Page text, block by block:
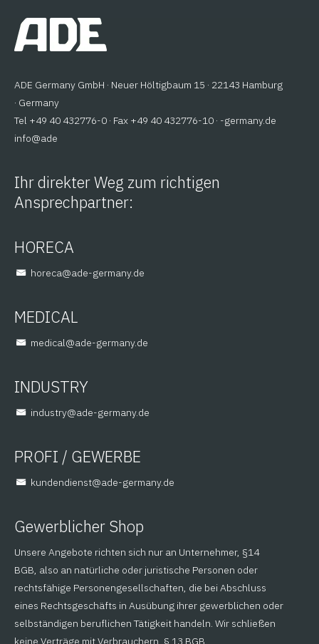
ADE Germany GmbH · Neuer Höltigbaum 15 · 22143 Hamburg
· Germany
Tel +49 40 432776-0 · Fax +49 40 432776-10 · ed.ynamreg-
eda
@ofni
Ihr direkter Weg zum richtigen
Ansprechpartner:
HORECA
ed.ynamreg-eda
@aceroh
MEDICAL
ed.ynamreg-eda
@lacidem
INDUSTRY
ed.ynamreg-eda
@yrtsudni
PROFI / GEWERBE
ed.ynamreg-eda
@tsneidnednuk
Gewerblicher Shop
Unsere Angebote richten sich nur an Unternehmer, §14
BGB, also an natürliche oder juristische Personen oder
rechtsfähige Personengesellschaften, die bei Abschluss
eines Rechtsgeschäfts in Ausübung ihrer gewerblichen oder
selbständigen beruflichen Tätigkeit handeln. Wir schließen
keine Verträge mit Verbrauchern, § 13 BGB.